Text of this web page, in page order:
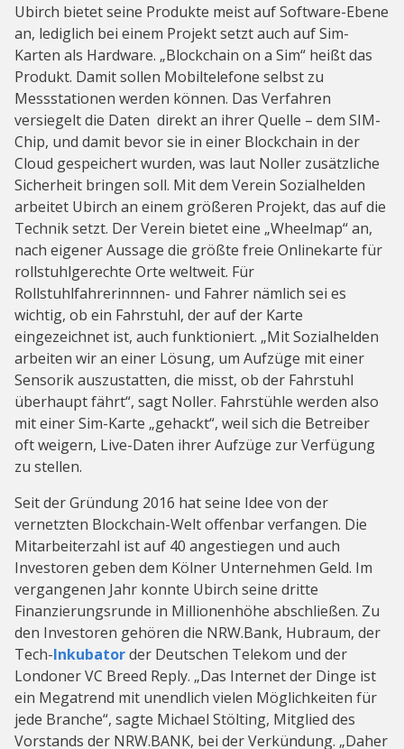
Ubirch bietet seine Produkte meist auf Software-Ebene
an, lediglich bei einem Projekt setzt auch auf Sim-
Karten als Hardware. „Blockchain on a Sim“ heißt das
Produkt. Damit sollen Mobiltelefone selbst zu
Messstationen werden können. Das Verfahren
versiegelt die Daten direkt an ihrer Quelle – dem SIM-
Chip, und damit bevor sie in einer Blockchain in der
Cloud gespeichert wurden, was laut Noller zusätzliche
Sicherheit bringen soll. Mit dem Verein Sozialhelden
arbeitet Ubirch an einem größeren Projekt, das auf die
Technik setzt. Der Verein bietet eine „Wheelmap“ an,
nach eigener Aussage die größte freie Onlinekarte für
rollstuhlgerechte Orte weltweit. Für
Rollstuhlfahrerinnnen- und Fahrer nämlich sei es
wichtig, ob ein Fahrstuhl, der auf der Karte
eingezeichnet ist, auch funktioniert. „Mit Sozialhelden
arbeiten wir an einer Lösung, um Aufzüge mit einer
Sensorik auszustatten, die misst, ob der Fahrstuhl
überhaupt fährt“, sagt Noller. Fahrstühle werden also
mit einer Sim-Karte „gehackt“, weil sich die Betreiber
oft weigern, Live-Daten ihrer Aufzüge zur Verfügung
zu stellen.
Seit der Gründung 2016 hat seine Idee von der
vernetzten Blockchain-Welt offenbar verfangen. Die
Mitarbeiterzahl ist auf 40 angestiegen und auch
Investoren geben dem Kölner Unternehmen Geld. Im
vergangenen Jahr konnte Ubirch seine dritte
Finanzierungsrunde in Millionenhöhe abschließen. Zu
den Investoren gehören die NRW.Bank, Hubraum, der
Tech-Inkubatorder Deutschen Telekom und der
Londoner VC Breed Reply. „Das Internet der Dinge ist
ein Megatrend mit unendlich vielen Möglichkeiten für
jede Branche“, sagte Michael Stölting, Mitglied des
Vorstands der NRW.BANK, bei der Verkündung. „Daher